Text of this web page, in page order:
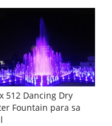
512 Dancing Dry
Fountain para sa